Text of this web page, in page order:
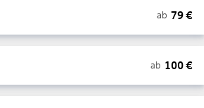
ab 79€
ab 100€